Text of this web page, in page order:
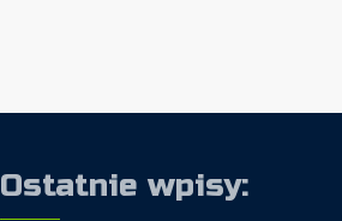
Ostatnie wpisy: